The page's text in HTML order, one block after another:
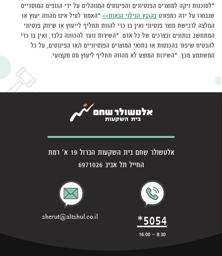
*לסוכנות זיקה למוצרים הפנסיונים והפיננסים המנוהלים על ידי הגופים המוסדיים
שנבחרו על ידה כמפורט בקובץ הגילוי הנאות>> *האמור לעיל אינו מהווה יעוץ או
המלצה לרכישת מוצר פנסיוני ואין בו כדי להוות תחליף לייעוץ או שיווק פנסיוני
המתחשב בנתונים ובצרכים של כל אדם. *השירות נועד להכוונה בלבד, ואין בו כדי
להבטיח שיפור בהכנסות או בתנאי המוצרים הפנסיוניים ו/או הפיננסים, על כל
המשתמע מכך. *השירות המוצע לא מהווה תחליף ליעוץ מס מקצועי.
אלטשולר שחם בית השקעות הברזל 19 א' רמת
החייל תל אביב 6971026
*5054
8:30 - 16:00
sherut@altshul.co.il